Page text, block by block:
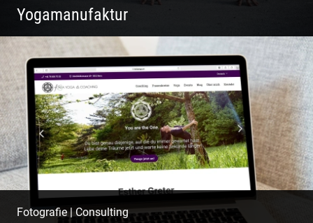
Yogamanufaktur
Yoga | Fashion | Cool & symphatisch
Fotografie | Consulting